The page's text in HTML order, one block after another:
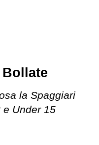
la Spaggiari
Under 15